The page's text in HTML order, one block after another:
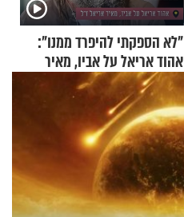
"לא הספקתי להיפרד ממנו":
אהוד אריאל על אביו, מאיר
אריאל ז"ל